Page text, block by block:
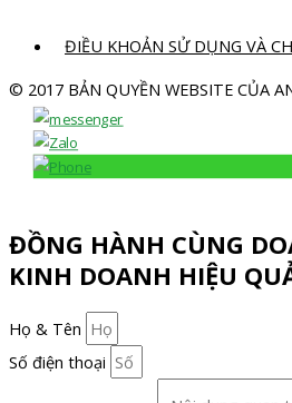
ĐIỀU KHOẢN SỬ DỤNG VÀ
© 2017 BẢN QUYỀN WEBSITE CỦA
ĐỒNG HÀNH CÙNG
KINH DOANH HIỆU
Họ & Tên
Số điện thoại